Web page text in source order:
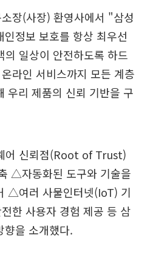
장(사장) 환영사에서 "삼성
정보 보호를 항상 최우선
일상이 안전하도록 하드
라인 서비스까지 모든 계층
우리 제품의 신뢰 기반을 구
어 신뢰점(Root of Trust)
△자동화된 도구와 기술을
△여러 사물인터넷(IoT) 기
한 사용자 경험 제공 등 삼
향을 소개했다.